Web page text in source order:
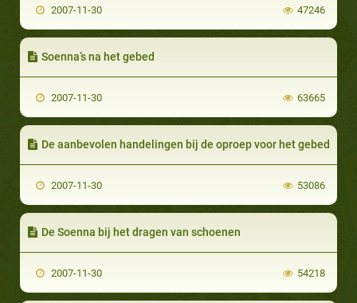
2007-11-30 47246
Soenna’s na het gebed
2007-11-30 63665
De aanbevolen handelingen bij de oproep voor het gebed
2007-11-30 53086
De Soenna bij het dragen van schoenen
2007-11-30 54218